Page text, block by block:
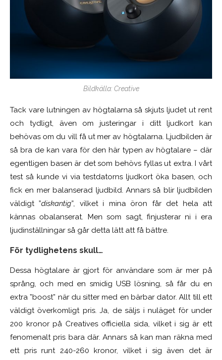
Bildkälla: Creative
Tack vare lutningen av högtalarna så skjuts ljudet ut rent
och tydligt, även om justeringar i ditt ljudkort kan
behövas om du vill få ut mer av högtalarna. Ljudbilden är
så bra de kan vara för den här typen av högtalare – där
egentligen basen är det som behövs fyllas ut extra. I vårt
test så kunde vi via testdatorns ljudkort öka basen, och
fick en mer balanserad ljudbild. Annars så blir ljudbilden
väldigt ”diskantig”, vilket i mina öron får det hela att
kännas obalanserat. Men som sagt, finjusterar ni i era
ljudinställningar så går detta lätt att få bättre.
För tydlighetens skull…
Dessa högtalare är gjort för användare som är mer på
språng, och med en smidig USB lösning, så får du en
extra ”boost” när du sitter med en bärbar dator. Allt till ett
väldigt överkomligt pris. Ja, de säljs i nuläget för under
200 kronor på Creatives officiella sida, vilket i sig är ett
fenomenalt pris bara där. Annars så kan man räkna med
ett pris runt 240-260 kronor, vilket i sig även det är